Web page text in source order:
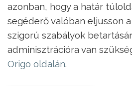
azonban, hogy a határ
segéderő valóban eljusson
szigorú szabályok
adminisztrációra van
Origo oldalán.